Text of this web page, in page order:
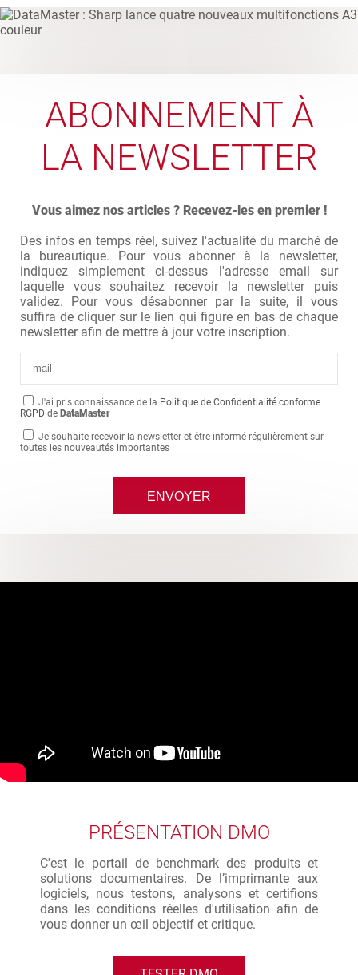
ABONNEMENT À
LA NEWSLETTER
Vous aimez nos articles ? Recevez-les en premier !
Des infos en temps réel, suivez l'actualité du marché de
la bureautique. Pour vous abonner à la newsletter,
indiquez simplement ci-dessus l'adresse email sur
laquelle vous souhaitez recevoir la newsletter puis
validez. Pour vous désabonner par la suite, il vous
suffira de cliquer sur le lien qui figure en bas de chaque
newsletter afin de mettre à jour votre inscription.
J'ai pris connaissance de la Politique de Confidentialité conforme
RGPD de DataMaster
Je souhaite recevoir la newsletter et être informé régulièrement sur
toutes les nouveautés importantes
PRÉSENTATION DMO
C'est le portail de benchmark des produits et
solutions documentaires. De l’imprimante aux
logiciels, nous testons, analysons et certifions
dans les conditions réelles d'utilisation afin de
vous donner un œil objectif et critique.